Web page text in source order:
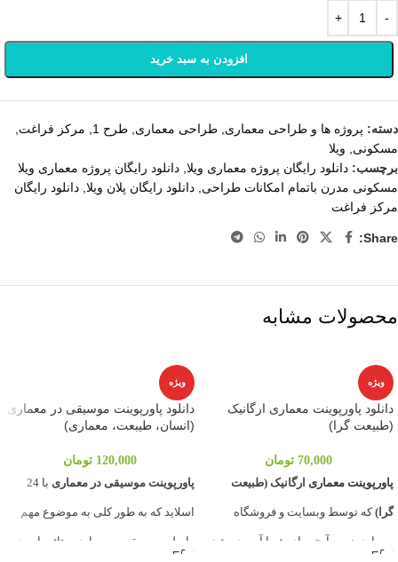
افزودن به سبد خرید
دسته: پروژه ها و طراحی معماری طراحی معماری طرح 1 مرکز فراغت
مسکونی
ویلا
برچسب: دانلود رایگان پروژه معماری ویلا دانلود رایگان پروژه معماری ویلا
مسکونی مدرن باتمام امکانات طراحی دانلود رایگان پلان ویلا دانلود رایگان
مرکز فراغت
Share:
محصولات مشابه
ویژه
دانلود پاورپوینت معماری ارگانیک
(طبیعت گرا)
70,000 تومان
پاورپوینت معماری ارگانیک (طبیعت
گرا) که توسط وبسایت و فروشگاه
معماری نوین آرچ برای شما آمورده شده
ویژه
دانلود پاورپوینت موسیقی در معماری
(انسان، طیبعت، معماری)
120,000 تومان
پاورپوینت موسیقی در معماری با 24
اسلاید که به طور کلی به موضوع مهم
رابطه موسیقی و معماری و تاثیر این دو